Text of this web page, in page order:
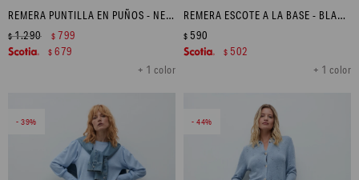
REMERA PUNTILLA EN PUÑOS - NEGRO
+ 1 color
$1.290 $ 799
$ 679
REMERA ESCOTE A LA BASE - BLANCO
+ 1 color
$ 590
$ 502
39 44